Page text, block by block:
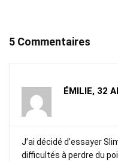
5 Commentaires
ÉMILIE, 32
J’ai décidé d’essayer
difficultés à perdre du